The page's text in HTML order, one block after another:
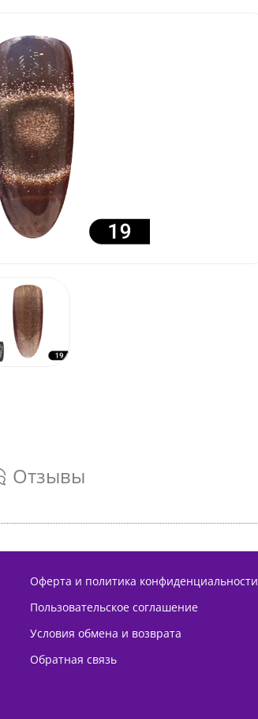
Отзывы
Оферта и политика конфиденциальности
Пользовательское соглашение
Условия обмена и возврата
Обратная связь